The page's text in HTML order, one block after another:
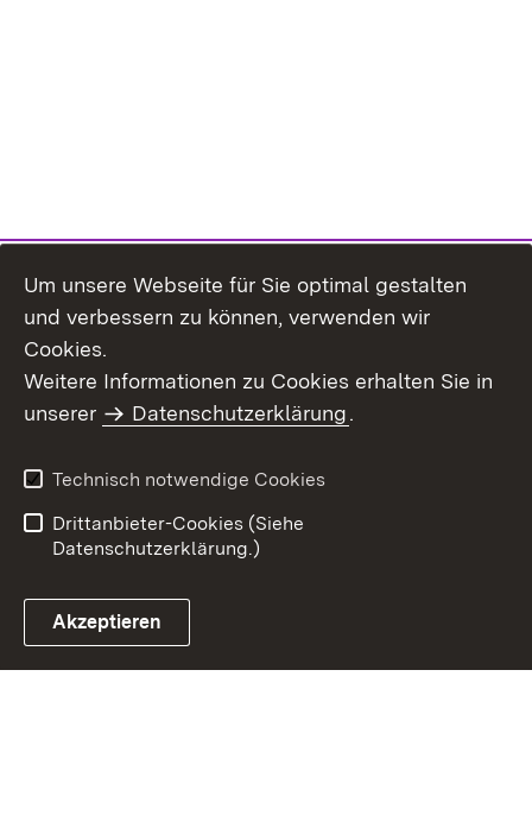
Benutzungshinweise
Erklärung zur
Um unsere Webseite für Sie optimal gestalten
und verbessern zu können, verwenden wir
Cookies.
Weitere Informationen zu Cookies erhalten Sie in
unserer
Datenschutzerklärung.
Technisch notwendige Cookies
Drittanbieter-Cookies (Siehe
Datenschutzerklärung.)
Akzeptieren